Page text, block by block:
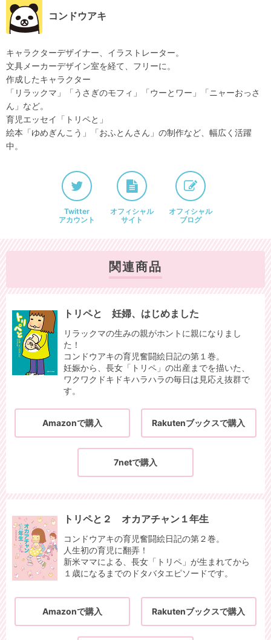
コンドウアキ
キャラクターデザイナー、イラストレーター。
文具メーカーデザイン室を経て、フリーに。
作成したキャラクター
「リラックマ」「うさぎのモフィ」「ウーとワー」「ニャーおっさ
ん」など。
育児エッセイ「トリペと」
絵本「ゆめぎんこう」「おふとんさん」の制作など、幅広く活躍
中。
Twitter
アカウント
オフィシャル
サイト
オフィシャル
ブログ
関連商品
トリペと 妊婦、はじめました
リラックマの生みの親がホントに親になりまし
た！
コンドウアキの育児奮闘絵日記の第１巻。
妊娠から、長女「トリペ」の出産までを描いた、
ワクワクドキドキハラハラの毎日は見応え抜群で
す。
Amazonで購入 Rakutenブックスで購入
7netで購入
トリペと２ オカアチャン１年生
コンドウアキの育児奮闘絵日記の第２巻。
人生初の育児に翻弄！
新米ママによる、長女「トリペ」が生まれてから
１歳になるまでのドタバタエピソードです。
Amazonで購入 Rakutenブックスで購入